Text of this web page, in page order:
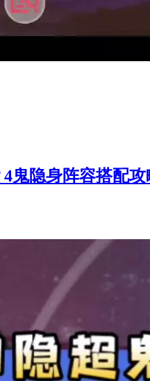
鬼隐身阵容搭配